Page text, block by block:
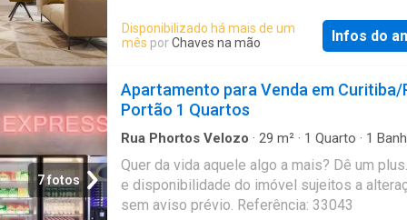
Disponibilizado há mais de um
mês porChaves na mão Infos do
7 fotos
Apartamento para Venda em Curitiba/
Portão 1 Quartos
Rua Phortos Velozo · 29 m² · 1 Quarto · 1
Quer da vida aquele algo a mais? Dê um
e disponibilidade do imóvel sujeitos a
sem aviso prévio. Referência: 33043